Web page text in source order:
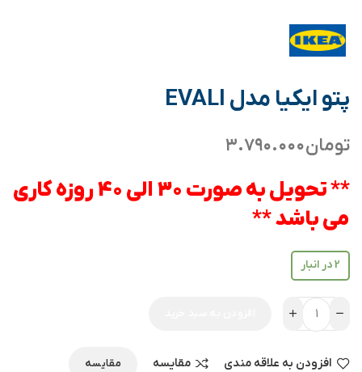
پتو ایکیا مدل EVALI
تومان
** تحویل به صورت 30 الی 40 روزه کاری
می باشد **
2 در انبار
افزودن به علاقه مندی مقایسه مقایسه